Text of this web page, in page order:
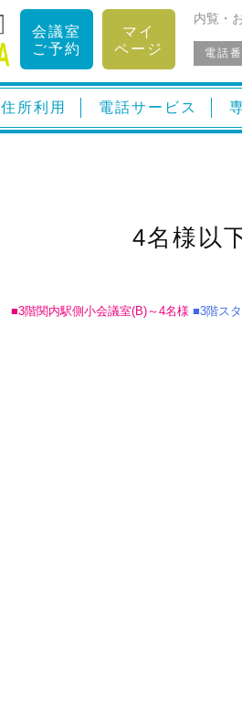
会議室
ご予約
マイ
ページ
内覧・
電話
住所利用 電話サービス
4名様以
■3階関内駅側小会議室(B)～4名様 ■3階ス